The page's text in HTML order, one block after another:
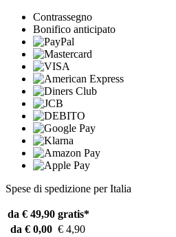
Contrassegno
Bonifico anticipato
Spese di spedizione per Italia
da € 49,90 gratis*
da € 0,00 € 4,90